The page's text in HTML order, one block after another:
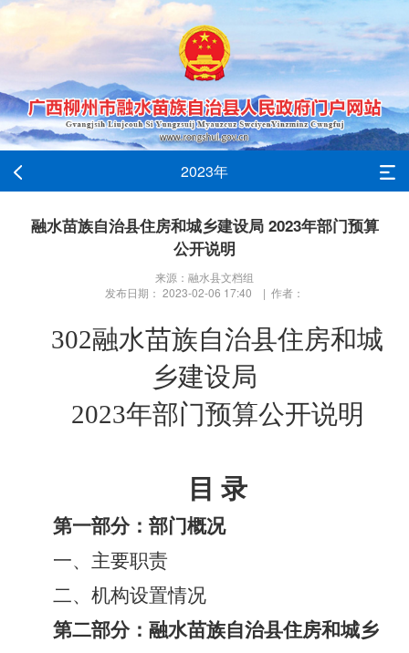
2023年
融水苗族自治县住房和城乡建设局 2023年部门预算
公开说明
来源：融水县文档组
发布日期： 2023-02-06 17:40 | 作者：
302融水苗族自治县住房和城
乡建设局
2023年部门预算公开说明
目 录
第一部分：部门概况
一、主要职责
二、机构设置情况
第二部分： 融水苗族自治县住房和城乡